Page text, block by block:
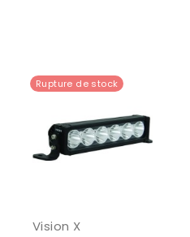
Rupture de stock
Vision X